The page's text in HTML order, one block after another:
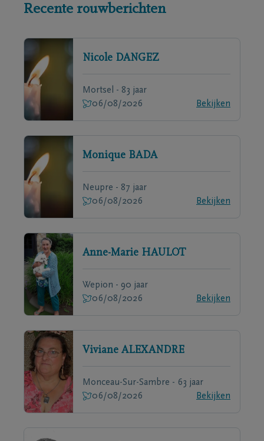
Recente rouwberichten
Nicole DANGEZ
Mortsel - 83 jaar
06/08/2026
Bekijken
Monique BADA
Neupre - 87 jaar
06/08/2026
Bekijken
Anne-Marie HAULOT
Wepion - 90 jaar
06/08/2026
Bekijken
Viviane ALEXANDRE
Monceau-Sur-Sambre - 63 jaar
06/08/2026
Bekijken